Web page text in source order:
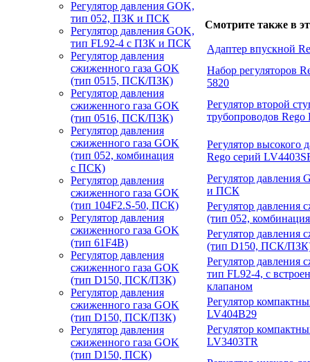
Регулятор давления GOK,
тип 052, ПЗК и ПСК
Регулятор давления GOK,
тип FL92-4 с ПЗК и ПСК
Регулятор давления
сжиженного газа GOK
(тип 0515, ПСК/ПЗК)
Регулятор давления
сжиженного газа GOK
(тип 0516, ПСК/ПЗК)
Регулятор давления
сжиженного газа GOK
(тип 052, комбинация
с ПСК)
Регулятор давления
сжиженного газа GOK
(тип 104F2.S-50, ПСК)
Регулятор давления
сжиженного газа GOK
(тип 61F4B)
Регулятор давления
сжиженного газа GOK
(тип D150, ПСК/ПЗК)
Регулятор давления
сжиженного газа GOK
(тип D150, ПСК/ПЗК)
Регулятор давления
сжиженного газа GOK
(тип D150, ПСК)
Смотрите также в
Адаптер впускной
Набор регуляторов
5820
Регулятор второй
трубопроводов
Регулятор высокого
Rego серий
Регулятор
и ПСК
Регулятор давления
(тип 052,
Регулятор давления
(тип D150, ПСК/
Регулятор давления
тип FL92-4, с
клапаном
Регулятор
LV404B29
Регулятор
LV3403TR